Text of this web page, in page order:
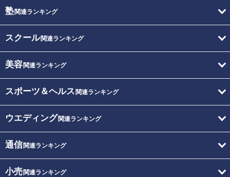
塾関連ランキング
スクール関連ランキング
美容関連ランキング
スポーツ＆ヘルス 関連ランキング
ウエディング関連ランキング
通信関連ランキング
小売関連ランキング